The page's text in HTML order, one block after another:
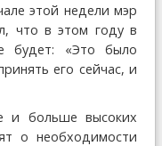
этой недели мэр
что в этом году в
будет: «Это было
его сейчас, и
и больше высоких
о необходимости